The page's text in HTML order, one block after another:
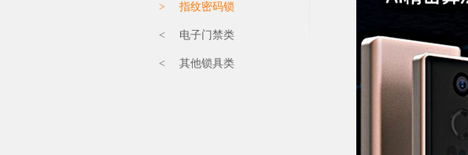
> 指纹密码锁
< 电子门禁类
< 其他锁具类